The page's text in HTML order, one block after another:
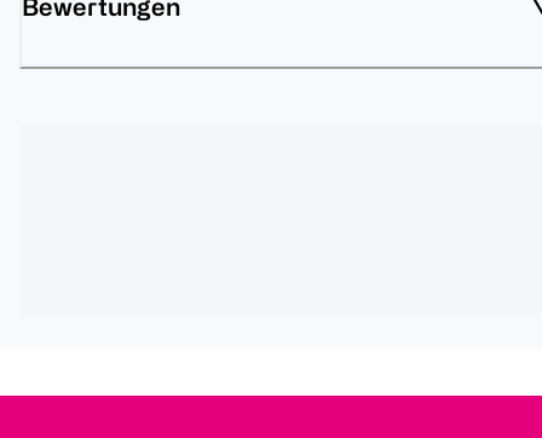
Bewertungen